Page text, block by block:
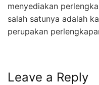
menyediakan
salah satunya adalah
perupakan
Leave a Reply